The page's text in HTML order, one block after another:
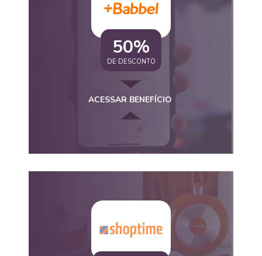
50%
DE DESCONTO
ACESSAR BENEFÍCIO